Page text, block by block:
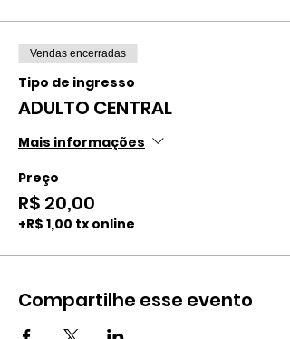
Vendas encerradas
Tipo de ingresso
ADULTO CENTRAL
Mais informações
Preço
R$ 20,00
+R$ 1,00 tx online
Compartilhe esse evento